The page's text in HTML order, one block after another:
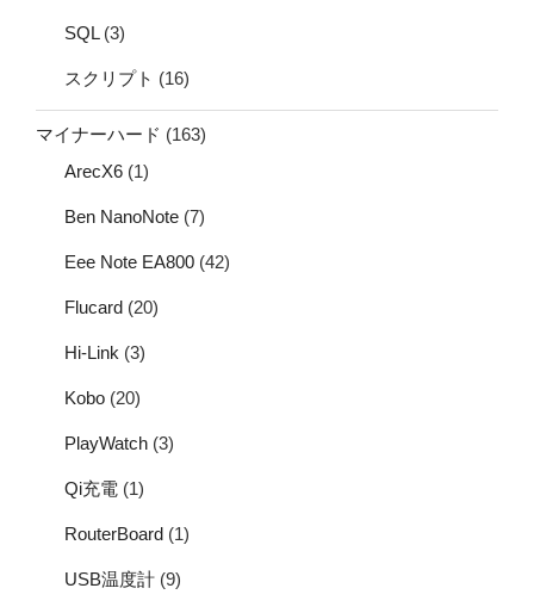
SQL(3)
スクリプト (16)
マイナーハード (163)
ArecX6 (1)
Ben NanoNote (7)
Eee Note EA800 (42)
Flucard (20)
Hi-Link (3)
Kobo (20)
PlayWatch (3)
Qi充電 (1)
RouterBoard (1)
USB温度計 (9)